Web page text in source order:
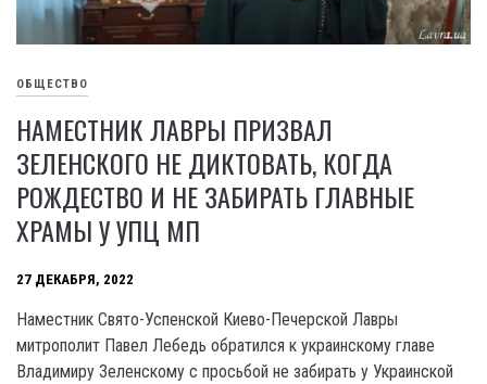
ОБЩЕСТВО
НАМЕСТНИК ЛАВРЫ ПРИЗВАЛ
ЗЕЛЕНСКОГО НЕ ДИКТОВАТЬ, КОГДА
РОЖДЕСТВО И НЕ ЗАБИРАТЬ ГЛАВНЫЕ
ХРАМЫ У УПЦ МП
27 ДЕКАБРЯ, 2022
Наместник Свято-Успенской Киево-Печерской Лавры
митрополит Павел Лебедь обратился к украинскому главе
Владимиру Зеленскому с просьбой не забирать у Украинской